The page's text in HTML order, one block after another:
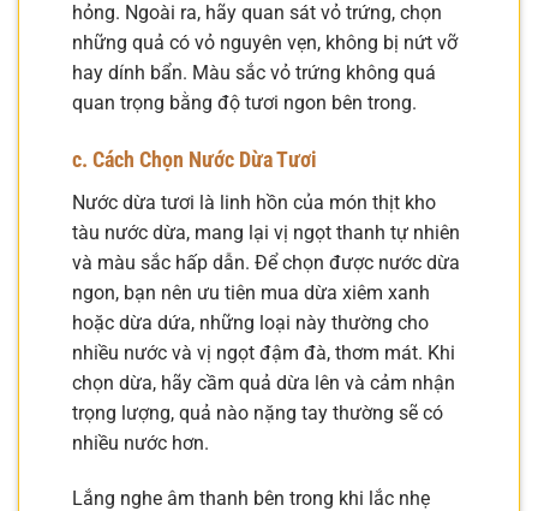
hỏng. Ngoài ra, hãy quan sát vỏ trứng, chọn
những quả có vỏ nguyên vẹn, không bị nứt vỡ
hay dính bẩn. Màu sắc vỏ trứng không quá
quan trọng bằng độ tươi ngon bên trong.
c. Cách Chọn Nước Dừa Tươi
Nước dừa tươi là linh hồn của món thịt kho
tàu nước dừa, mang lại vị ngọt thanh tự nhiên
và màu sắc hấp dẫn. Để chọn được nước dừa
ngon, bạn nên ưu tiên mua dừa xiêm xanh
hoặc dừa dứa, những loại này thường cho
nhiều nước và vị ngọt đậm đà, thơm mát. Khi
chọn dừa, hãy cầm quả dừa lên và cảm nhận
trọng lượng, quả nào nặng tay thường sẽ có
nhiều nước hơn.
Lắng nghe âm thanh bên trong khi lắc nhẹ